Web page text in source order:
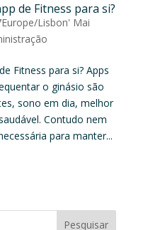
de Fitness para si?
Lisbon' Mai
Fitness para si? Apps
o ginásio são
sono em dia, melhor
Contudo nem
para manter...